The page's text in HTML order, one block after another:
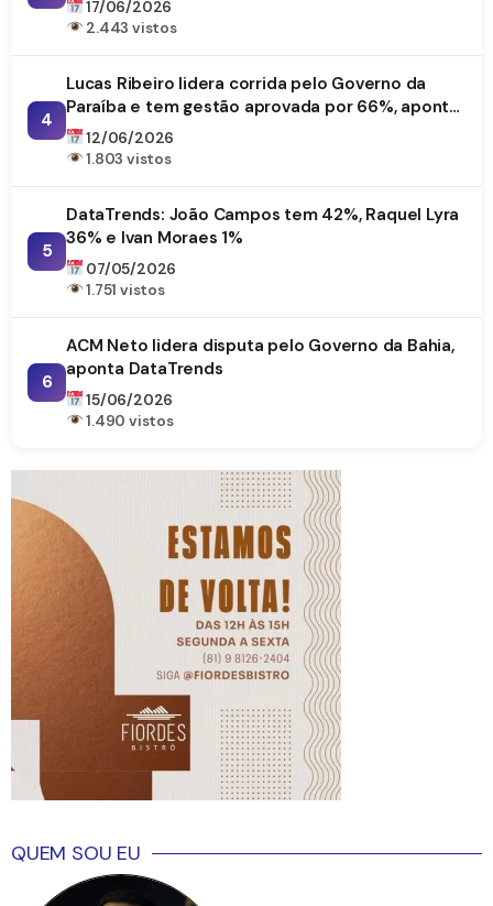
17/06/2026
2.443 vistos
4
Lucas Ribeiro lidera corrida pelo Governo da
Paraíba e tem gestão aprovada por 66%, aponta
DataTrends
12/06/2026
1.803 vistos
5
DataTrends: João Campos tem 42%, Raquel Lyra
36% e Ivan Moraes 1%
07/05/2026
1.751 vistos
6
ACM Neto lidera disputa pelo Governo da Bahia,
aponta DataTrends
15/06/2026
1.490 vistos
QUEM SOU EU